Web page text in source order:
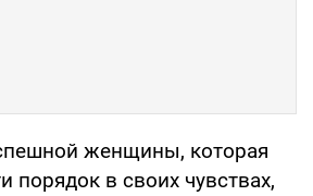
женщины, которая
порядок в своих чувствах,